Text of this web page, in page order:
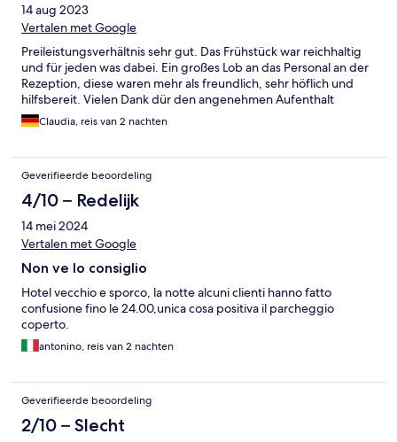
14 aug 2023
Vertalen met Google
Preileistungsverhältnis sehr gut. Das Frühstück war reichhaltig
und für jeden was dabei. Ein großes Lob an das Personal an der
Rezeption, diese waren mehr als freundlich, sehr höflich und
hilfsbereit. Vielen Dank dür den angenehmen Aufenthalt
Claudia, reis van 2 nachten
Geverifieerde beoordeling
4/10 – Redelijk
14 mei 2024
Vertalen met Google
Non ve lo consiglio
Hotel vecchio e sporco, la notte alcuni clienti hanno fatto
confusione fino le 24.00,unica cosa positiva il parcheggio
coperto.
antonino, reis van 2 nachten
Geverifieerde beoordeling
2/10 – Slecht